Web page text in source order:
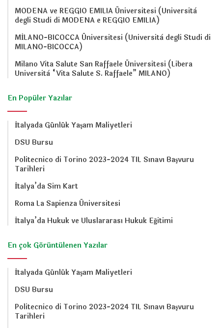
MODENA ve REGGIO EMILIA Üniversitesi (Università
degli Studi di MODENA e REGGIO EMILIA)
MİLANO-BICOCCA Üniversitesi (Università degli Studi di
MILANO-BICOCCA)
Milano Vita Salute San Raffaele Üniversitesi (Libera
Università “Vita Salute S. Raffaele” MILANO)
En Popüler Yazılar
İtalyada Günlük Yaşam Maliyetleri
DSU Bursu
Politecnico di Torino 2023-2024 TIL Sınavı Başvuru
Tarihleri
İtalya’da Sim Kart
Roma La Sapienza Üniversitesi
İtalya’da Hukuk ve Uluslararası Hukuk Eğitimi
En çok Görüntülenen Yazılar
İtalyada Günlük Yaşam Maliyetleri
DSU Bursu
Politecnico di Torino 2023-2024 TIL Sınavı Başvuru
Tarihleri